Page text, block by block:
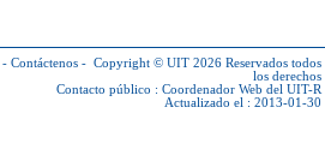
- Contáctenos - Copyright © UIT 2026 Reservados todos
los derechos
Contacto público : Coordenador Web del UIT-R
Actualizado el : 2013-01-30